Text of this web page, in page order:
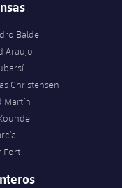
Balde
Araujo
Christensen
Martín
Fort